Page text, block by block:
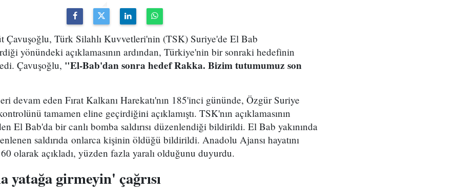
Çavuşoğlu, Türk Silahlı Kuvvetleri'nin (TSK) Suriye'de El Bab
yönündeki açıklamasının ardından, Türkiye'nin bir sonraki hedefinin
Çavuşoğlu, "El-Bab'dan sonra hedef Rakka. Bizim tutumumuz son
devam eden Fırat Kalkanı Harekatı'nın 185'inci gününde, Özgür Suriye
tamamen eline geçirdiğini açıklamıştı. TSK'nın açıklamasının
El Bab'da bir canlı bomba saldırısı düzenlendiği bildirildi. El Bab yakınında
saldırıda onlarca kişinin öldüğü bildirildi. Anadolu Ajansı hayatını
60 olarak açıkladı, yüzden fazla yaralı olduğunu duyurdu.
yatağa girmeyin' çağrısı